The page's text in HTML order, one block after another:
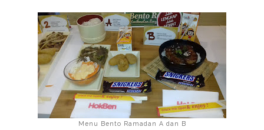
Menu Bento Ramadan A dan B